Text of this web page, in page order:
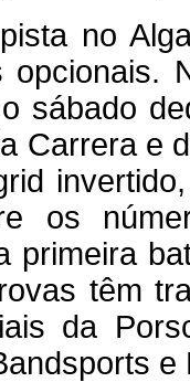
no
opcionais.
sábado
Carrera e
os
primeira
têm
da
e